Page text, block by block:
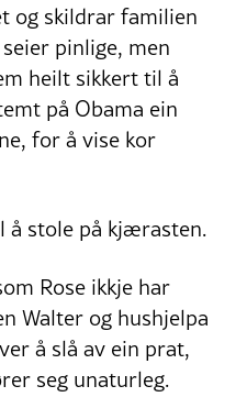
og skildrar familien
pinlige, men
heilt sikkert til å
på Obama ein
for å vise kor
å stole på kjærasten.
Rose ikkje har
Walter og hushjelpa
å slå av ein prat,
seg unaturleg.